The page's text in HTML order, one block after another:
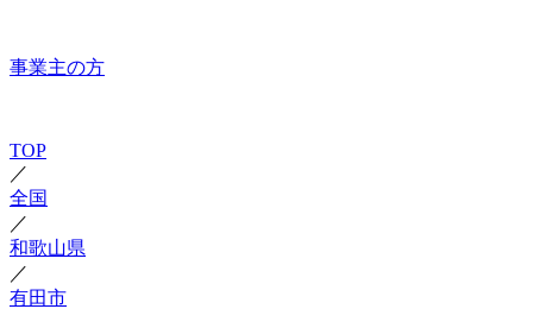
事業主の方
TOP
／
全国
／
和歌山県
／
有田市